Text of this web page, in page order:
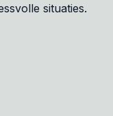
situaties.